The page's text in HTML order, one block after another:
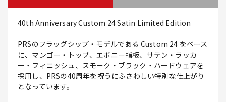
40th Anniversary Custom 24 Satin Limited Edition
PRSのフラッグシップ・モデルである Custom 24 をベース
に、マンゴー・トップ、エボニー指板、サテン・ラッカ
ー・フィニッシュ、スモーク・ブラック・ハードウェアを
採用し、PRSの40周年を祝うにふさわしい特別な仕上がり
となっています。